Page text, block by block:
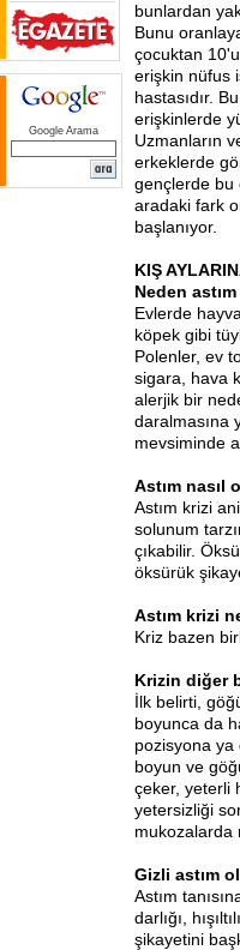
Google Arama
bunlardan
Bunu
çocuktan
erişkin nüfus
hastasıdır.
erişkinlerde
Uzmanların
erkeklerde
gençlerde bu
aradaki fark
başlanıyor.
KIŞ
Neden
Evlerde
köpek gibi
Polenler, ev
sigara, hava
alerjik bir
daralmasına
mevsiminde
Astım nasıl
Astım krizi
solunum
çıkabilir.
öksürük
Astım krizi
Kriz bazen
Krizin diğer
İlk belirti,
boyunca da
pozisyona ya
boyun ve
çeker, yeterli
yetersizliği
mukozalarda
Gizli astım
Astım
darlığı,
şikayetini